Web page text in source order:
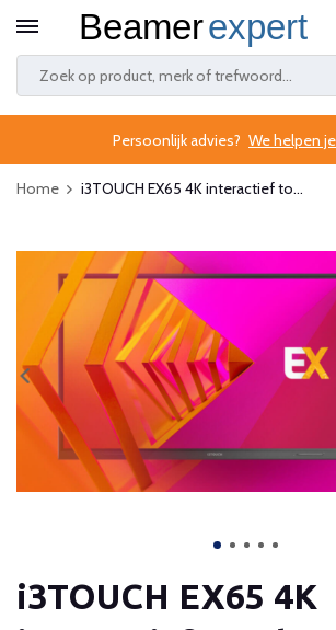
Persoonlijk advies? We helpen je
Home
i3TOUCH EX65 4K interactief to...
i3TOUCH EX65 4K